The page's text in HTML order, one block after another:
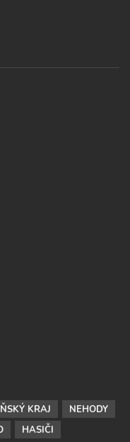
KRAJ
NEHODY
HASIČI